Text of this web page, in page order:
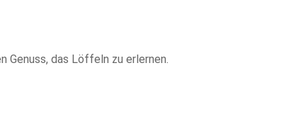
Genuss, das Löffeln zu erlernen.